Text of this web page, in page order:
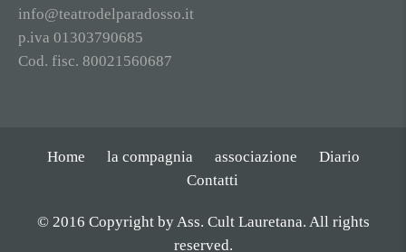
info@teatrodelparadosso.it
p.iva 01303790685
Cod. fisc. 80021560687
Home la compagnia associazione
Diario
Contatti
© 2016 Copyright by Ass. Cult Lauretana. All rights
reserved.